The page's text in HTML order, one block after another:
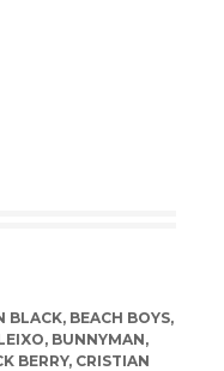
BLACK, BEACH BOYS,
, BUNNYMAN,
BERRY, CRISTIAN